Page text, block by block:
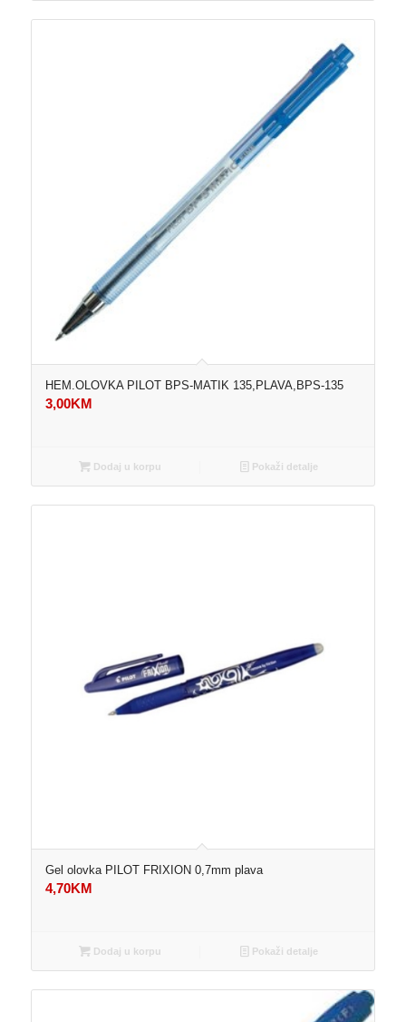
HEM.OLOVKA PILOT BPS-MATIK 135,PLAVA,BPS-135
3,00KM
Dodaj u korpu Pokaži detalje
Gel olovka PILOT FRIXION 0,7mm plava
4,70KM
Dodaj u korpu Pokaži detalje